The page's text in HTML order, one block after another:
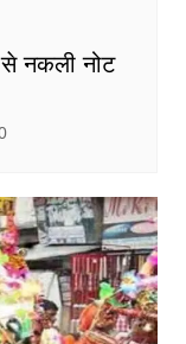
नकली नोट